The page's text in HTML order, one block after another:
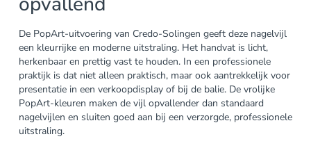
De PopArt-uitvoering van Credo-Solingen geeft deze nagelvijl
een kleurrijke en moderne uitstraling. Het handvat is licht,
herkenbaar en prettig vast te houden. In een professionele
praktijk is dat niet alleen praktisch, maar ook aantrekkelijk voor
presentatie in een verkoopdisplay of bij de balie. De vrolijke
PopArt-kleuren maken de vijl opvallender dan standaard
nagelvijlen en sluiten goed aan bij een verzorgde, professionele
uitstraling.